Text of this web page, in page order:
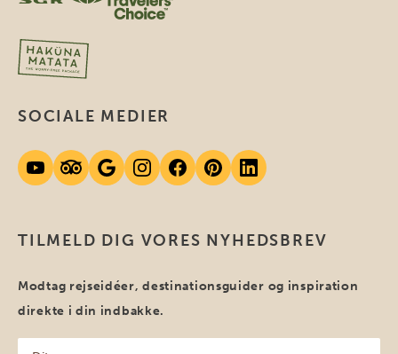
TILMELD DIG VORES NYHEDSBREV
Modtag rejseidéer, destinationsguider og inspiration
direkte i din indbakke.
SOCIALE MEDIER